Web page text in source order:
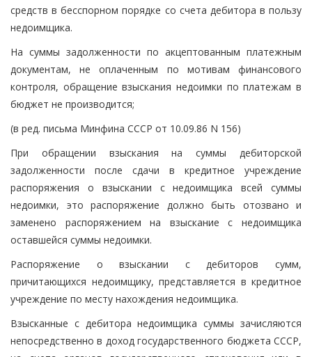
средств в бесспорном порядке со счета дебитора в пользу
недоимщика.
На суммы задолженности по акцептованным платежным
документам, не оплаченным по мотивам финансового
контроля, обращение взыскания недоимки по платежам в
бюджет не производится;
(в ред. письма Минфина СССР от 10.09.86 N 156)
При обращении взыскания на суммы дебиторской
задолженности после сдачи в кредитное учреждение
распоряжения о взыскании с недоимщика всей суммы
недоимки, это распоряжение должно быть отозвано и
заменено распоряжением на взыскание с недоимщика
оставшейся суммы недоимки.
Распоряжение о взыскании с дебиторов сумм,
причитающихся недоимщику, представляется в кредитное
учреждение по месту нахождения недоимщика.
Взысканные с дебитора недоимщика суммы зачисляются
непосредственно в доход государственного бюджета СССР,